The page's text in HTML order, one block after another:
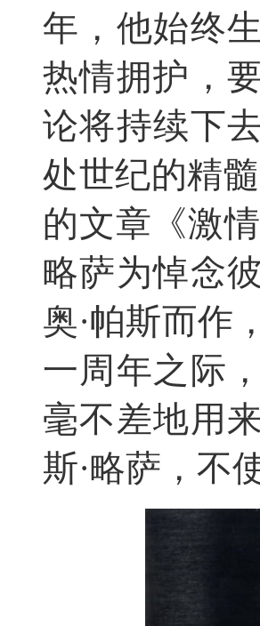
年，他始终
热情拥护，
论将持续下
处世纪的精
的文章《激
略萨为悼念
奥·帕斯而作
一周年之际
毫不差地用
斯·略萨，不